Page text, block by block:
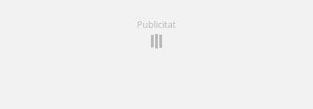
Publicitat